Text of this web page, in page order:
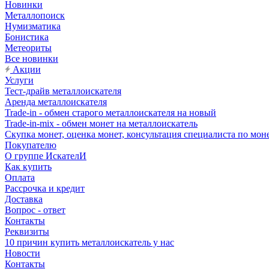
Новинки
Металлопоиск
Нумизматика
Бонистика
Метеориты
Все новинки
Акции
Услуги
Тест-драйв металлоискателя
Аренда металлоискателя
Trade-in - обмен старого металлоискателя на новый
Trade-in-mix - обмен монет на металлоискатель
Скупка монет, оценка монет, консультация специалиста по
Покупателю
О группе ИскателИ
Как купить
Оплата
Рассрочка и кредит
Доставка
Вопрос - ответ
Контакты
Реквизиты
10 причин купить металлоискатель у нас
Новости
Контакты